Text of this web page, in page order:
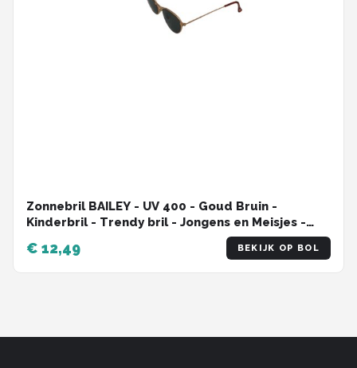
Zonnebril BAILEY - UV 400 - Goud Bruin -
Kinderbril - Trendy bril - Jongens en Meisjes -
€ 12,49 BEKIJK OP BOL